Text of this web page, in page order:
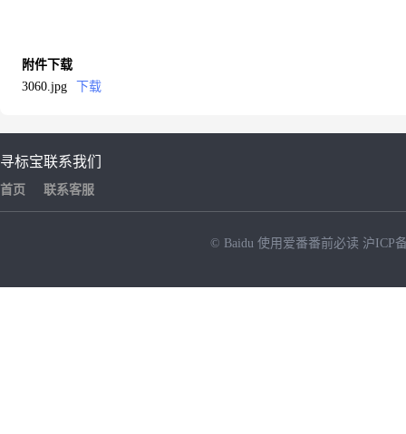
附件下载
3060.jpg
下载
寻标宝
首页
联系我们
联系客服
© Baidu 使用爱番番前必读 沪ICP